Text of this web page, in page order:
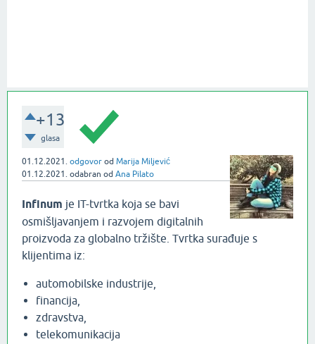
+13
glasa
01.12.2021. odgovor od Marija Miljević
01.12.2021. odabran od Ana Pilato
Infinum je IT-tvrtka koja se bavi
osmišljavanjem i razvojem digitalnih
proizvoda za globalno tržište. Tvrtka surađuje s
klijentima iz:
automobilske industrije,
financija,
zdravstva,
telekomunikacija